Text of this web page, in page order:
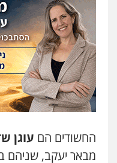
משרד
פלילי
עו"ד
פלילי
משרד
פלילי
החשודים הם עוגן